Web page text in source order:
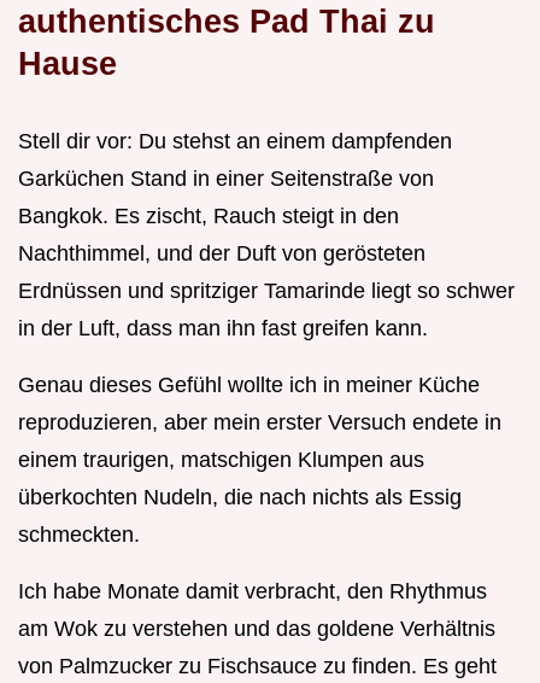
authentisches Pad Thai zu
Hause
Stell dir vor: Du stehst an einem dampfenden
Garküchen Stand in einer Seitenstraße von
Bangkok. Es zischt, Rauch steigt in den
Nachthimmel, und der Duft von gerösteten
Erdnüssen und spritziger Tamarinde liegt so schwer
in der Luft, dass man ihn fast greifen kann.
Genau dieses Gefühl wollte ich in meiner Küche
reproduzieren, aber mein erster Versuch endete in
einem traurigen, matschigen Klumpen aus
überkochten Nudeln, die nach nichts als Essig
schmeckten.
Ich habe Monate damit verbracht, den Rhythmus
am Wok zu verstehen und das goldene Verhältnis
von Palmzucker zu Fischsauce zu finden. Es geht